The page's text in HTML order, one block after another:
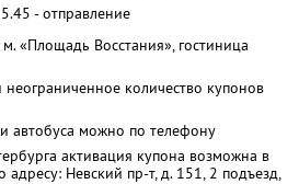
- отправление
«Площадь Восстания», гостиница
количество купонов
автобуса можно по телефону
активация купона возможна в
адресу: Невский пр-т, д. 151, 2 подъезд,